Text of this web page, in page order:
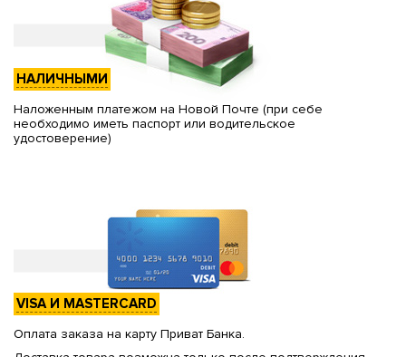
НАЛИЧНЫМИ
Наложенным платежом на Новой Почте (при себе
необходимо иметь паспорт или водительское
удостоверение)
VISA И MASTERCARD
Оплата заказа на карту Приват Банка.